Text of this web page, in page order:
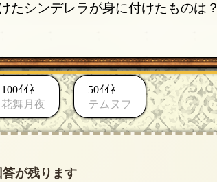
たシンデレラが身に付けたものは？
100ｲｲﾈ
花舞月夜
50ｲｲﾈ
テムヌフ
が残ります